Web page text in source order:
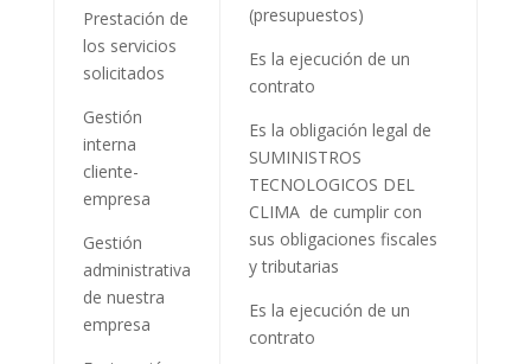
Prestación de
los servicios
solicitados
Gestión
interna
cliente-
empresa
Gestión
administrativa
de nuestra
empresa
(presupuestos)
Es la ejecución de un
contrato
Es la obligación legal de
SUMINISTROS
TECNOLOGICOS DEL
CLIMA de cumplir con
sus obligaciones fiscales
y tributarias
Es la ejecución de un
contrato